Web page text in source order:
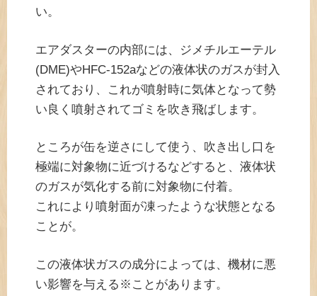
い。
エアダスターの内部には、ジメチルエーテル
(DME)やHFC-152aなどの液体状のガスが封入
されており、これが噴射時に気体となって勢
い良く噴射されてゴミを吹き飛ばします。
ところが缶を逆さにして使う、吹き出し口を
極端に対象物に近づけるなどすると、液体状
のガスが気化する前に対象物に付着。
これにより噴射面が凍ったような状態となる
ことが。
この液体状ガスの成分によっては、機材に悪
い影響を与える※ことがあります。